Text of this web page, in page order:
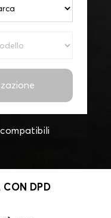
CON DPD